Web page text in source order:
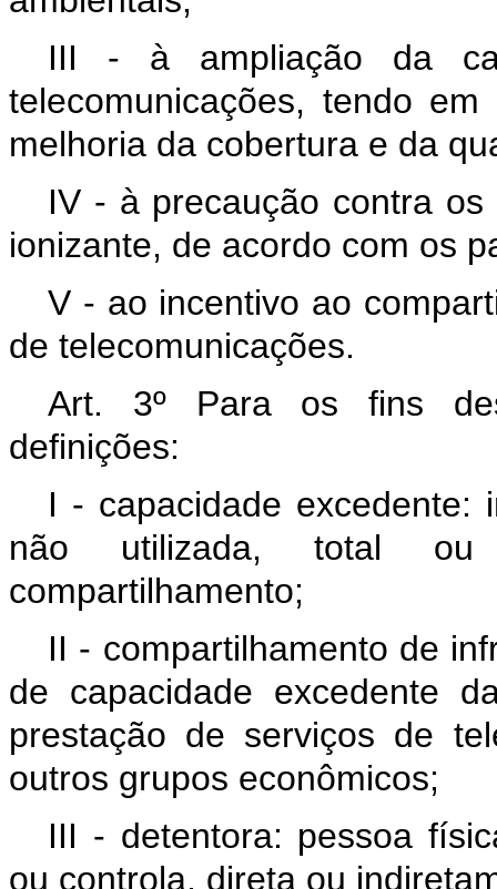
III - à ampliação da
telecomunicações, tendo
melhoria da cobertura e da
IV - à precaução contra
ionizante, de acordo com os
V - ao incentivo ao
de telecomunicações.
Art. 3º Para os fins
definições:
I - capacidade excedente:
não utilizada, total ou
compartilhamento;
II - compartilhamento de
de capacidade excedente
prestação de serviços de
outros grupos econômicos;
III - detentora: pessoa
ou controla, direta ou